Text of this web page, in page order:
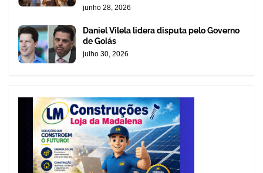
junho 28, 2026
Daniel Vilela lidera disputa pelo Governo
de Goiás
julho 30, 2026